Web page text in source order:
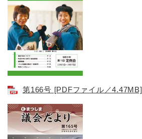
第166号 [PDFファイル／4.47MB]